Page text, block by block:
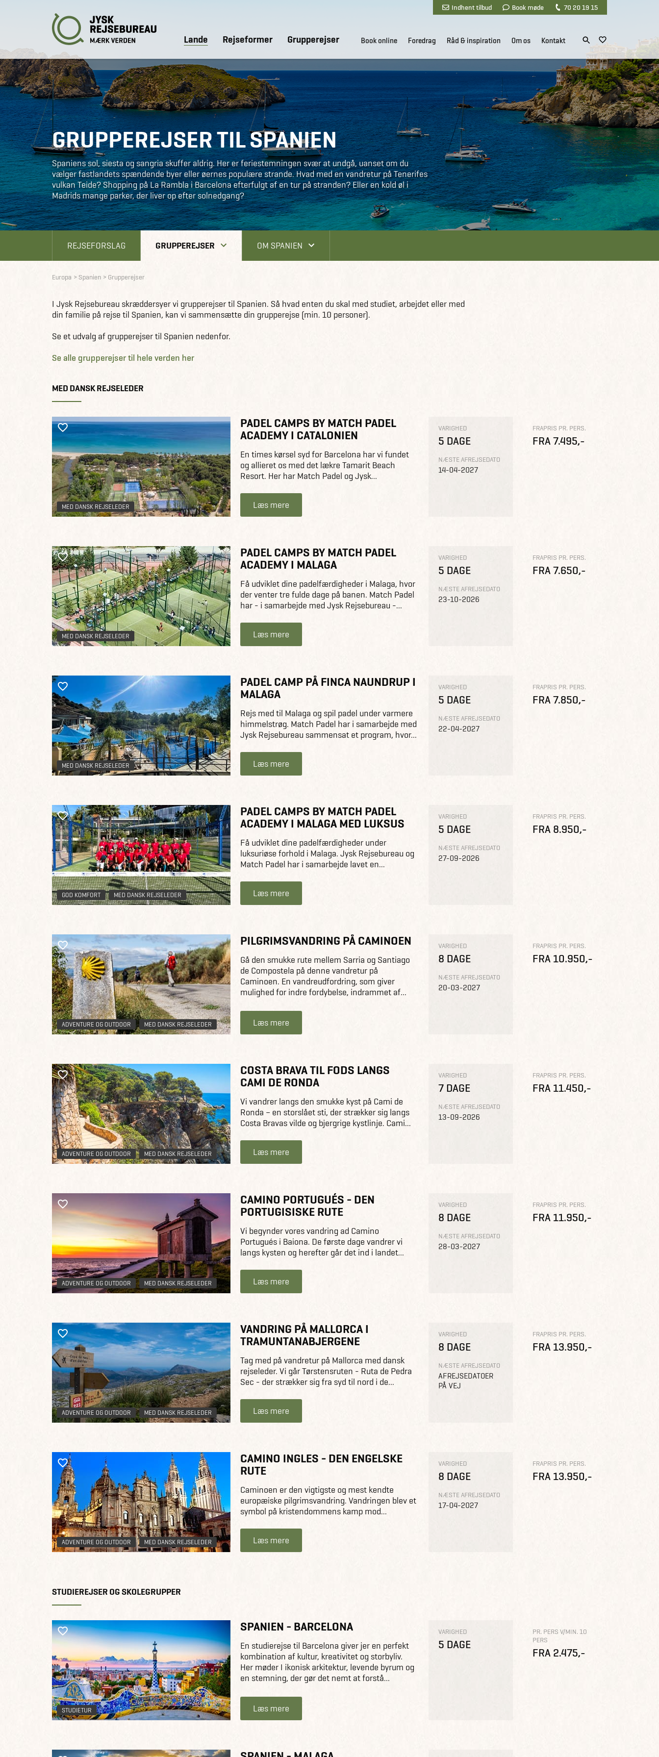
Indhent tilbud Book møde 70 20 19 15
Lande Rejseformer Grupperejser Book online Foredrag Råd & inspiration Om os Kontakt
GRUPPEREJSER TIL SPANIEN
Spaniens sol, siesta og sangria skuffer aldrig. Her er feriestemningen svær at undgå, uanset om du
vælger fastlandets spændende byer eller øernes populære strande. Hvad med en vandretur på Tenerifes
vulkan Teide? Shopping på La Rambla i Barcelona efterfulgt af en tur på stranden? Eller en kold øl i
Madrids mange parker, der liver op efter solnedgang?
REJSEFORSLAG GRUPPEREJSER OM SPANIEN
Europa Spanien Grupperejser
I Jysk Rejsebureau skræddersyer vi grupperejser til Spanien. Så hvad enten du skal med studiet, arbejdet eller med
din familie på rejse til Spanien, kan vi sammensætte din grupperejse (min. 10 personer).
Se et udvalg af grupperejser til Spanien nedenfor.
Se alle grupperejser til hele verden her
MED DANSK REJSELEDER
MED DANSK REJSELEDER
PADEL CAMPS BY MATCH PADEL
ACADEMY I CATALONIEN
En times kørsel syd for Barcelona har vi fundet
og allieret os med det lækre Tamarit Beach
Resort. Her har Match Padel og Jysk...
Læs mere
VARIGHED
5 DAGE
NÆSTE AFREJSEDATO
14-04-2027
FRAPRIS PR. PERS.
FRA 7.495,-
MED DANSK REJSELEDER
PADEL CAMPS BY MATCH PADEL
ACADEMY I MALAGA
Få udviklet dine padelfærdigheder i Malaga, hvor
der venter tre fulde dage på banen. Match Padel
har - i samarbejde med Jysk Rejsebureau -...
Læs mere
VARIGHED
5 DAGE
NÆSTE AFREJSEDATO
23-10-2026
FRAPRIS PR. PERS.
FRA 7.650,-
MED DANSK REJSELEDER
PADEL CAMP PÅ FINCA NAUNDRUP I
MALAGA
Rejs med til Malaga og spil padel under varmere
himmelstrøg. Match Padel har i samarbejde med
Jysk Rejsebureau sammensat et program, hvor...
Læs mere
VARIGHED
5 DAGE
NÆSTE AFREJSEDATO
22-04-2027
FRAPRIS PR. PERS.
FRA 7.850,-
GOD KOMFORT MED DANSK REJSELEDER
PADEL CAMPS BY MATCH PADEL
ACADEMY I MALAGA MED LUKSUS
Få udviklet dine padelfærdigheder under
luksuriøse forhold i Malaga. Jysk Rejsebureau og
Match Padel har i samarbejde lavet en...
Læs mere
VARIGHED
5 DAGE
NÆSTE AFREJSEDATO
27-09-2026
FRAPRIS PR. PERS.
FRA 8.950,-
ADVENTURE OG OUTDOOR MED DANSK REJSELEDER
PILGRIMSVANDRING PÅ CAMINOEN
Gå den smukke rute mellem Sarria og Santiago
de Compostela på denne vandretur på
Caminoen. En vandreudfordring, som giver
mulighed for indre fordybelse, indrammet af...
Læs mere
VARIGHED
8 DAGE
NÆSTE AFREJSEDATO
20-03-2027
FRAPRIS PR. PERS.
FRA 10.950,-
ADVENTURE OG OUTDOOR MED DANSK REJSELEDER
COSTA BRAVA TIL FODS LANGS
CAMI DE RONDA
Vi vandrer langs den smukke kyst på Cami de
Ronda – en storslået sti, der strækker sig langs
Costa Bravas vilde og bjergrige kystlinje. Cami...
Læs mere
VARIGHED
7 DAGE
NÆSTE AFREJSEDATO
13-09-2026
FRAPRIS PR. PERS.
FRA 11.450,-
ADVENTURE OG OUTDOOR MED DANSK REJSELEDER
CAMINO PORTUGUÉS - DEN
PORTUGISISKE RUTE
Vi begynder vores vandring ad Camino
Portugués i Baiona. De første dage vandrer vi
langs kysten og herefter går det ind i landet...
Læs mere
VARIGHED
8 DAGE
NÆSTE AFREJSEDATO
28-03-2027
FRAPRIS PR. PERS.
FRA 11.950,-
ADVENTURE OG OUTDOOR MED DANSK REJSELEDER
VANDRING PÅ MALLORCA I
TRAMUNTANABJERGENE
Tag med på vandretur på Mallorca med dansk
rejseleder. Vi går Tørstensruten - Ruta de Pedra
Sec - der strækker sig fra syd til nord i de...
Læs mere
VARIGHED
8 DAGE
NÆSTE AFREJSEDATO
AFREJSEDATOER
PÅ VEJ
FRAPRIS PR. PERS.
FRA 13.950,-
ADVENTURE OG OUTDOOR MED DANSK REJSELEDER
CAMINO INGLES - DEN ENGELSKE
RUTE
Caminoen er den vigtigste og mest kendte
europæiske pilgrimsvandring. Vandringen blev et
symbol på kristendommens kamp mod...
Læs mere
VARIGHED
8 DAGE
NÆSTE AFREJSEDATO
17-04-2027
FRAPRIS PR. PERS.
FRA 13.950,-
STUDIEREJSER OG SKOLEGRUPPER
STUDIETUR
SPANIEN - BARCELONA
En studierejse til Barcelona giver jer en perfekt
kombination af kultur, kreativitet og storbyliv.
Her møder I ikonisk arkitektur, levende byrum og
en stemning, der gør det nemt at forstå...
Læs mere
VARIGHED
5 DAGE
PR. PERS V/MIN. 10
PERS
FRA 2.475,-